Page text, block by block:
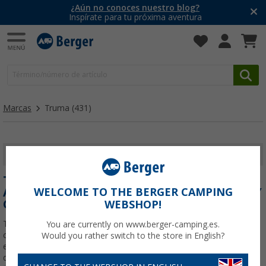
¿Aún no conoces nuestro blog?
Inspírate para tu próxima aventura
Marcas Truma (431)
TRUMA: CALEFACCIÓN, AIRE
ACONDICIONADO Y GAS PARA CARAVANA Y
CAMPER
Truma : calefacción, aire acondicionado y gas para caravana y
camper para viajar cómodo todo el año. En Berger Camping
encontrarás sistemas de climatización, agua caliente, reguladores
de gas, movers y accesorios originales Truma con
Leer más sobre
WELCOME TO THE BERGER CAMPING
WEBSHOP!
You are currently on www.berger-camping.es.
Would you rather switch to the store in English?